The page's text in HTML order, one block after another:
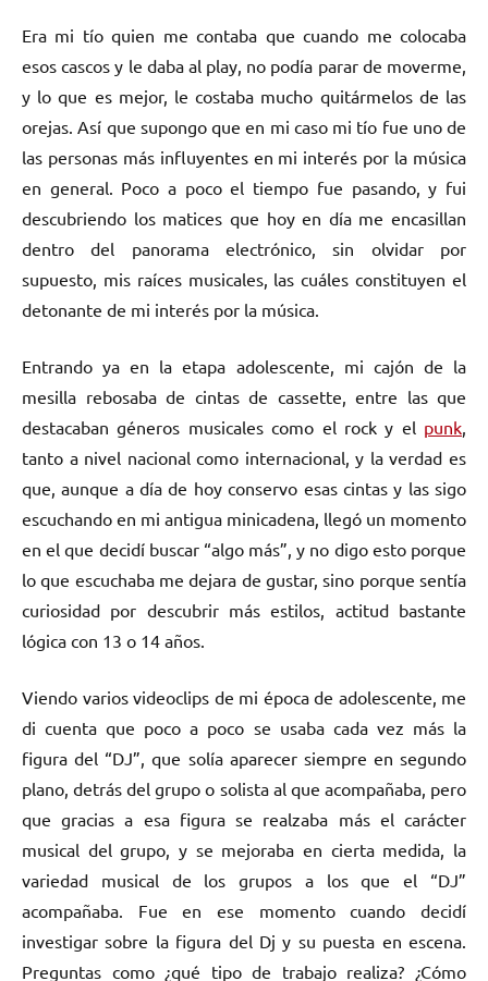
Era mi tío quien me contaba que cuando me colocaba
esos cascos y le daba al play, no podía parar de moverme,
y lo que es mejor, le costaba mucho quitármelos de las
orejas. Así que supongo que en mi caso mi tío fue uno de
las personas más influyentes en mi interés por la música
en general. Poco a poco el tiempo fue pasando, y fui
descubriendo los matices que hoy en día me encasillan
dentro del panorama electrónico, sin olvidar por
supuesto, mis raíces musicales, las cuáles constituyen el
detonante de mi interés por la música.
Entrando ya en la etapa adolescente, mi cajón de la
mesilla rebosaba de cintas de cassette, entre las que
destacaban géneros musicales como el rock y el punk
tanto a nivel nacional como internacional, y la verdad es
que, aunque a día de hoy conservo esas cintas y las sigo
escuchando en mi antigua minicadena, llegó un momento
en el que decidí buscar “algo más”, y no digo esto porque
lo que escuchaba me dejara de gustar, sino porque sentía
curiosidad por descubrir más estilos, actitud bastante
lógica con 13 o 14 años.
Viendo varios videoclips de mi época de adolescente, me
di cuenta que poco a poco se usaba cada vez más la
figura del “DJ”, que solía aparecer siempre en segundo
plano, detrás del grupo o solista al que acompañaba, pero
que gracias a esa figura se realzaba más el carácter
musical del grupo, y se mejoraba en cierta medida, la
variedad musical de los grupos a los que el “DJ”
acompañaba. Fue en ese momento cuando decidí
investigar sobre la figura del Dj y su puesta en escena.
Preguntas como ¿qué tipo de trabajo realiza? ¿Cómo